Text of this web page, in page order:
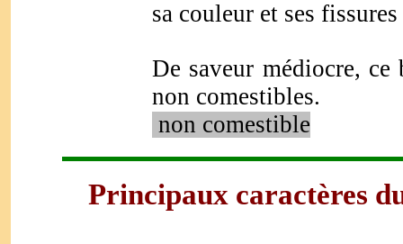
sa couleur et ses
De saveur médiocre, ce
non comestibles.
non comestible
Principaux caractères